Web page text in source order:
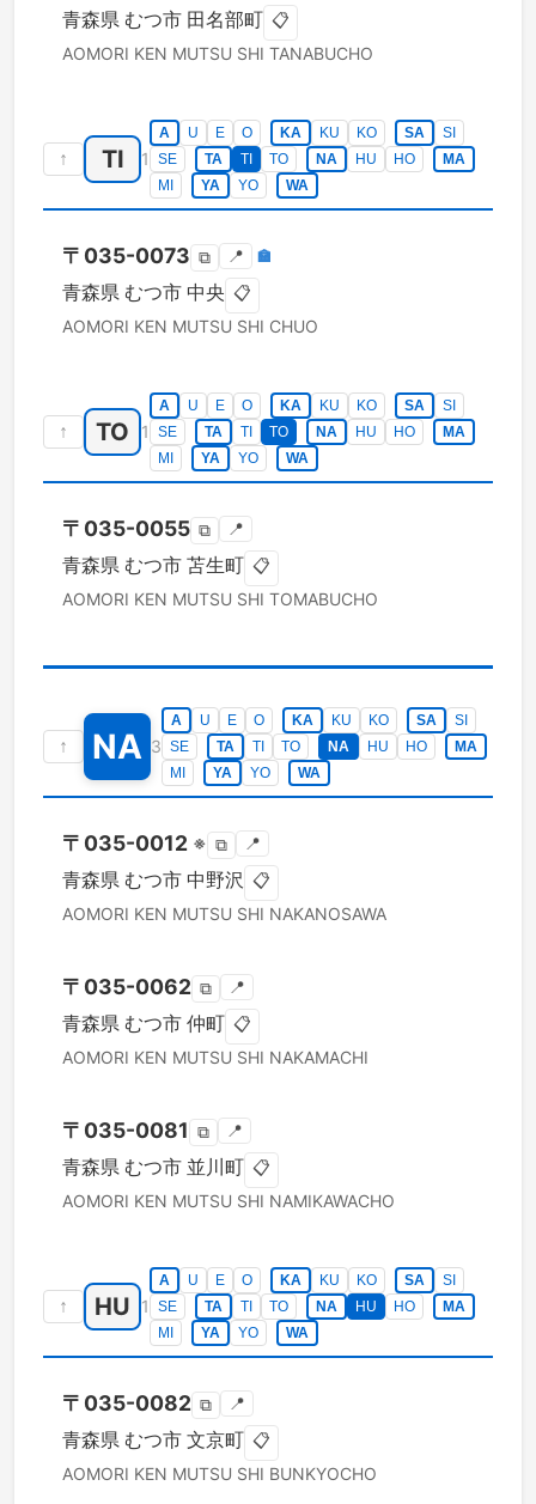
青森県 むつ市 田名部町 📋
AOMORI KEN MUTSU SHI TANABUCHO
↑ TI 1
A U E O KA KU KO SA
SI
SE
TA TI TO NA HU HO
MA
MI
YA YO WA
〒 035-0073 ⧉ 📍 🏣
青森県 むつ市 中央 📋
AOMORI KEN MUTSU SHI CHUO
↑ TO 1
A U E O KA KU KO SA
SI
SE
TA TI TO NA HU HO
MA
MI
YA YO WA
〒 035-0055 ⧉ 📍
青森県 むつ市 苫生町 📋
AOMORI KEN MUTSU SHI TOMABUCHO
↑ NA 3
A U E O KA KU KO SA
SI
SE
TA TI TO NA HU HO
MA
MI
YA YO WA
〒 035-0012 ※ ⧉ 📍
青森県 むつ市 中野沢 📋
AOMORI KEN MUTSU SHI NAKANOSAWA
〒 035-0062 ⧉ 📍
青森県 むつ市 仲町 📋
AOMORI KEN MUTSU SHI NAKAMACHI
〒 035-0081 ⧉ 📍
青森県 むつ市 並川町 📋
AOMORI KEN MUTSU SHI NAMIKAWACHO
↑ HU 1
A U E O KA KU KO SA
SI
SE
TA TI TO NA HU HO
MA
MI
YA YO WA
〒 035-0082 ⧉ 📍
青森県 むつ市 文京町 📋
AOMORI KEN MUTSU SHI BUNKYOCHO